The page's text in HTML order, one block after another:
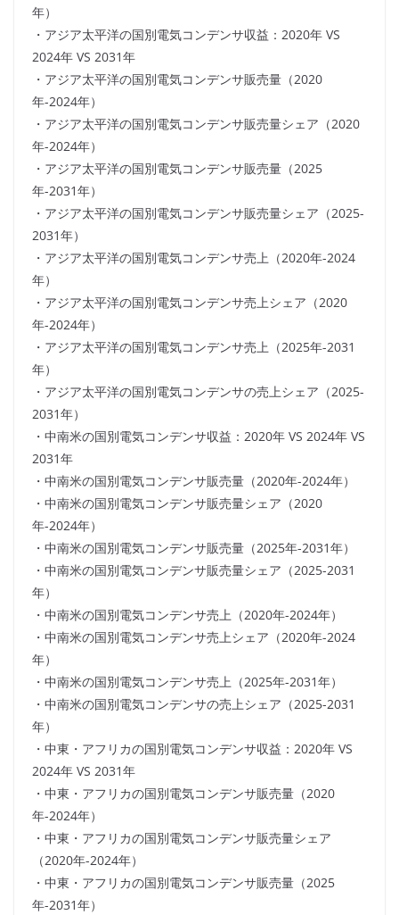
年）
・アジア太平洋の国別電気コンデンサ収益：2020年 VS
2024年 VS 2031年
・アジア太平洋の国別電気コンデンサ販売量（2020
年-2024年）
・アジア太平洋の国別電気コンデンサ販売量シェア（2020
年-2024年）
・アジア太平洋の国別電気コンデンサ販売量（2025
年-2031年）
・アジア太平洋の国別電気コンデンサ販売量シェア（2025-
2031年）
・アジア太平洋の国別電気コンデンサ売上（2020年-2024
年）
・アジア太平洋の国別電気コンデンサ売上シェア（2020
年-2024年）
・アジア太平洋の国別電気コンデンサ売上（2025年-2031
年）
・アジア太平洋の国別電気コンデンサの売上シェア（2025-
2031年）
・中南米の国別電気コンデンサ収益：2020年 VS 2024年 VS
2031年
・中南米の国別電気コンデンサ販売量（2020年-2024年）
・中南米の国別電気コンデンサ販売量シェア（2020
年-2024年）
・中南米の国別電気コンデンサ販売量（2025年-2031年）
・中南米の国別電気コンデンサ販売量シェア（2025-2031
年）
・中南米の国別電気コンデンサ売上（2020年-2024年）
・中南米の国別電気コンデンサ売上シェア（2020年-2024
年）
・中南米の国別電気コンデンサ売上（2025年-2031年）
・中南米の国別電気コンデンサの売上シェア（2025-2031
年）
・中東・アフリカの国別電気コンデンサ収益：2020年 VS
2024年 VS 2031年
・中東・アフリカの国別電気コンデンサ販売量（2020
年-2024年）
・中東・アフリカの国別電気コンデンサ販売量シェア
（2020年-2024年）
・中東・アフリカの国別電気コンデンサ販売量（2025
年-2031年）